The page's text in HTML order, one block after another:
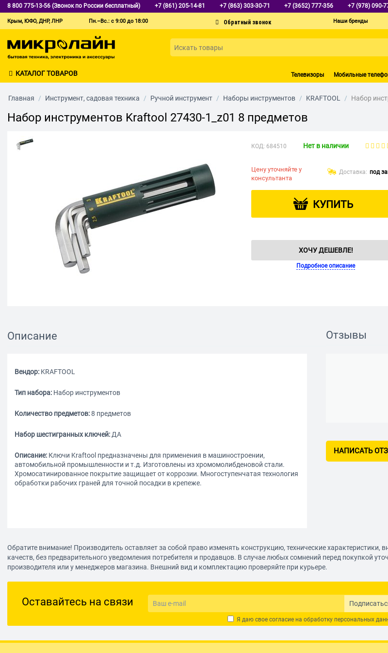
8 800 775-13-56 (Звонок по России бесплатный) +7 (861) 205-14-81 +7 (863) 303-30-71 +7 (3652) 777-356 +7 (978) 090-
Крым, ЮФО, ДНР, ЛНР Пн.–Вс.: с 9:00 до 18:00 Наши бренды
КАТАЛОГ ТОВАРОВ Телевизоры Мобильные
Главная / Инструмент, садовая техника / Ручной инструмент / Наборы инструментов / KRAFTOOL / Набор
Набор инструментов Kraftool 27430-1_z01 8 предметов
КОД: 684510 Нет в наличии
Цену уточняйте у
консультанта
Доставка: под
КУПИТЬ
ХОЧУ ДЕШЕВЛЕ!
Подробное описание
Описание
Вендор: KRAFTOOL
Тип набора: Набор инструментов
Количество предметов:8 предметов
Набор шестигранных ключей: ДА
Описание: Ключи Kraftool предназначены для применения в машиностроении,
автомобильной промышленности и т.д. Изготовлены из хромомолибденовой стали.
Хромосатинированное покрытие защищает от коррозии. Многоступенчатая технология
обработки рабочих граней для точной посадки в крепеже.
Отзывы
НАПИСАТЬ
Обратите внимание! Производитель оставляет за собой право изменять конструкцию, технические
качеств, без предварительного уведомления потребителя и продавцов. В случае любых сомнений перед покупкой
производителя или у менеджеров магазина. Внешний вид и комплектацию проверяйте при курьере.
Оставайтесь на связи
Я даю свое согласие на обработку персональных